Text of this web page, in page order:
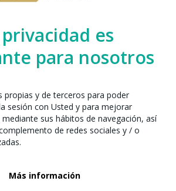
es
para nosotros
propias y de terceros para poder
sesión con Usted y para mejorar
sus hábitos de navegación, así
de redes sociales y / o
Más información
con: